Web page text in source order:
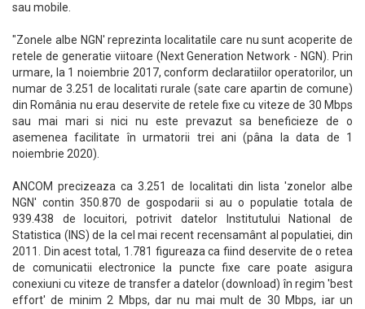
sau mobile.
"Zonele albe NGN' reprezinta localitatile care nu sunt acoperite de
retele de generatie viitoare (Next Generation Network - NGN). Prin
urmare, la 1 noiembrie 2017, conform declaratiilor operatorilor, un
numar de 3.251 de localitati rurale (sate care apartin de comune)
din România nu erau deservite de retele fixe cu viteze de 30 Mbps
sau mai mari si nici nu este prevazut sa beneficieze de o
asemenea facilitate în urmatorii trei ani (pâna la data de 1
noiembrie 2020).
ANCOM precizeaza ca 3.251 de localitati din lista 'zonelor albe
NGN' contin 350.870 de gospodarii si au o populatie totala de
939.438 de locuitori, potrivit datelor Institutului National de
Statistica (INS) de la cel mai recent recensamânt al populatiei, din
2011. Din acest total, 1.781 figureaza ca fiind deservite de o retea
de comunicatii electronice la puncte fixe care poate asigura
conexiuni cu viteze de transfer a datelor (download) în regim 'best
effort' de minim 2 Mbps, dar nu mai mult de 30 Mbps, iar un